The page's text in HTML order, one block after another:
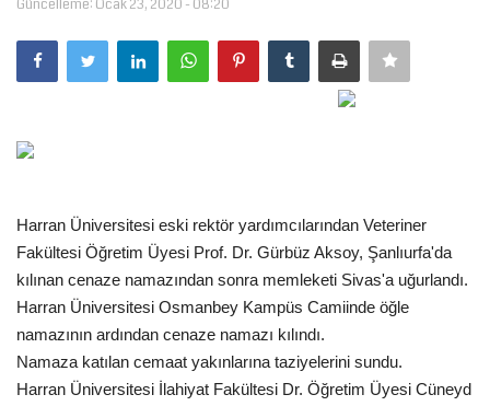
Magazin
Gündem
Ekonomi
Galeriler
Siyaset
Güncelleme: Ocak 23, 2020 - 08:20
Harran Üniversitesi eski rektör yardımcılarından Veteriner
Fakültesi Öğretim Üyesi Prof. Dr. Gürbüz Aksoy, Şanlıurfa'da
kılınan cenaze namazından sonra memleketi Sivas'a uğurlandı.
Harran Üniversitesi Osmanbey Kampüs Camiinde öğle
namazının ardından cenaze namazı kılındı.
Namaza katılan cemaat yakınlarına taziyelerini sundu.
Harran Üniversitesi İlahiyat Fakültesi Dr. Öğretim Üyesi Cüneyd